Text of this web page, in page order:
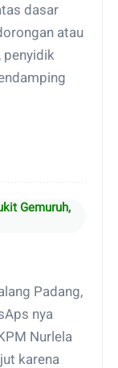
dasar
atau
penyidik
Gemuruh,
Padang,
nya
Nurlela
karena